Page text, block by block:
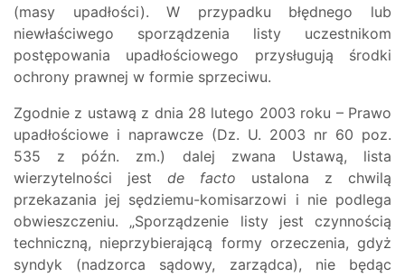
(masy upadłości). W przypadku błędnego lub
niewłaściwego sporządzenia listy uczestnikom
postępowania upadłościowego przysługują środki
ochrony prawnej w formie sprzeciwu.
Zgodnie z ustawą z dnia 28 lutego 2003 roku – Prawo
upadłościowe i naprawcze (Dz. U. 2003 nr 60 poz.
535 z późn. zm.) dalej zwana Ustawą, lista
wierzytelności jest de facto ustalona z chwilą
przekazania jej sędziemu-komisarzowi i nie podlega
obwieszczeniu. „Sporządzenie listy jest czynnością
techniczną, nieprzybierającą formy orzeczenia, gdyż
syndyk (nadzorca sądowy, zarządca), nie będąc